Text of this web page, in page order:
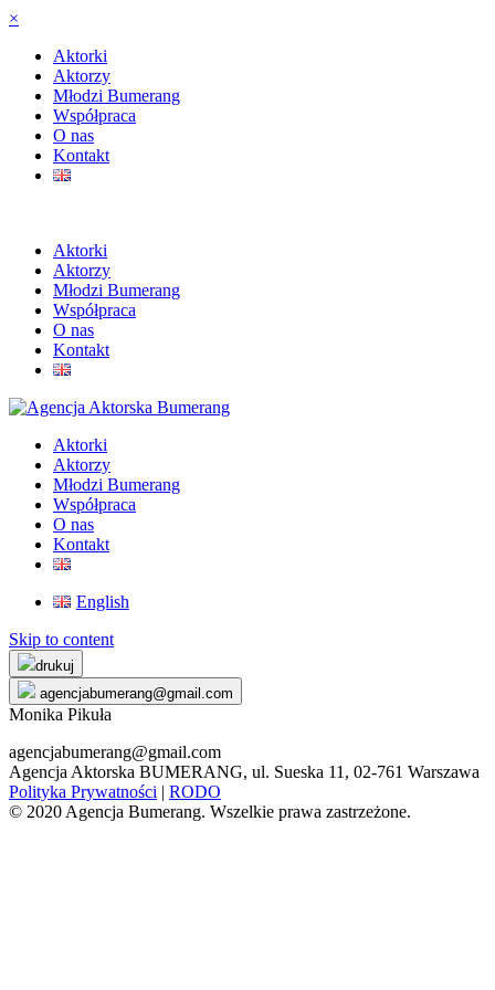
×
Aktorki
Aktorzy
Młodzi Bumerang
Współpraca
O nas
Kontakt
Aktorki
Aktorzy
Młodzi Bumerang
Współpraca
O nas
Kontakt
Aktorki
Aktorzy
Młodzi Bumerang
Współpraca
O nas
Kontakt
English
Skip to content
drukuj
agencjabumerang@gmail.com
Monika Pikuła
agencjabumerang@gmail.com
Agencja Aktorska BUMERANG, ul. Sueska 11, 02-761 Warszawa
Polityka Prywatności | RODO
© 2020 Agencja Bumerang. Wszelkie prawa zastrzeżone.